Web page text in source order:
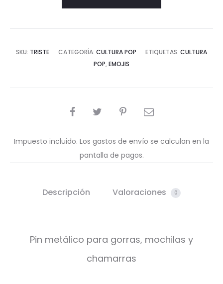
SKU: TRISTE CATEGORÍA: CULTURA POP ETIQUETAS: CULTURA
POP, EMOJIS
COMPARTIR
Impuesto incluido. Los gastos de envío se calculan en la
pantalla de pagos.
Descripción Valoraciones 0
Pin metálico para gorras, mochilas y
chamarras